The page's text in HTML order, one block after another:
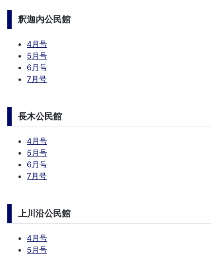
釈迦内公民館
4月号
5月号
6月号
7月号
長木公民館
4月号
5月号
6月号
7月号
上川沿公民館
4月号
5月号